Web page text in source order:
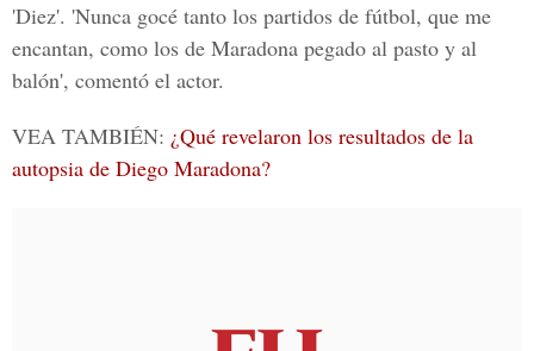
'Diez'. 'Nunca gocé tanto los partidos de fútbol, que me
encantan, como los de Maradona pegado al pasto y al
balón', comentó el actor.
VEA TAMBIÉN: ¿Qué revelaron los resultados de la
autopsia de Diego Maradona?